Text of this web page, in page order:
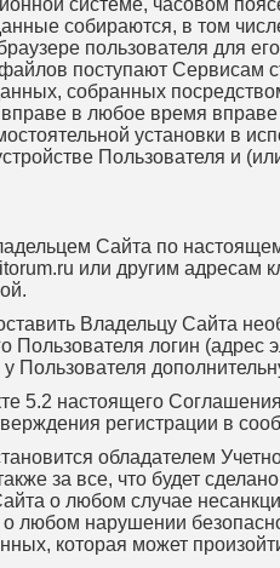
системе, часовом
собираются, в том
пользователя для
поступают Сервисам
собранных
в любое время
установки в
Пользователя и
Сайта по
или другим адресам
Владельцу Сайта
логин (адрес
Пользователя
5.2 настоящего
регистрации в
обладателем
за все, что будет
о любом случае
любом нарушении
которая может